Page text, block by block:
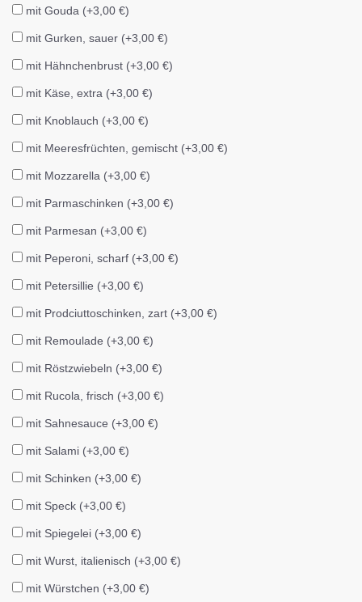
mit Gouda (+3,00 €)
mit Gurken, sauer (+3,00 €)
mit Hähnchenbrust (+3,00 €)
mit Käse, extra (+3,00 €)
mit Knoblauch (+3,00 €)
mit Meeresfrüchten, gemischt (+3,00 €)
mit Mozzarella (+3,00 €)
mit Parmaschinken (+3,00 €)
mit Parmesan (+3,00 €)
mit Peperoni, scharf (+3,00 €)
mit Petersillie (+3,00 €)
mit Prodciuttoschinken, zart (+3,00 €)
mit Remoulade (+3,00 €)
mit Röstzwiebeln (+3,00 €)
mit Rucola, frisch (+3,00 €)
mit Sahnesauce (+3,00 €)
mit Salami (+3,00 €)
mit Schinken (+3,00 €)
mit Speck (+3,00 €)
mit Spiegelei (+3,00 €)
mit Wurst, italienisch (+3,00 €)
mit Würstchen (+3,00 €)